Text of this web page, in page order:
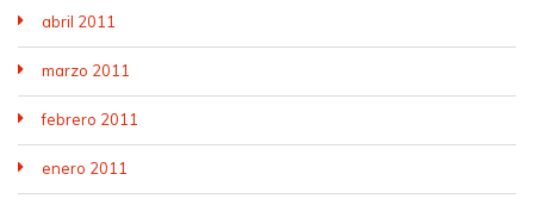
abril 2011
marzo 2011
febrero 2011
enero 2011